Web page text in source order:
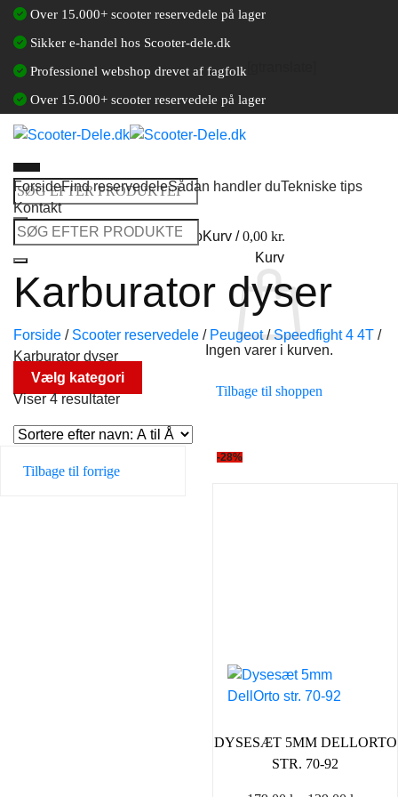
Fortsæt
indhold
Over 15.000+ scooter reservedele på lager
Sikker e-handel hos Scooter-dele.dk
Professionel webshop drevet af fagfolk
Over 15.000+ scooter reservedele på lager
Søg
efter:
Log ind / Opret en kundekontoKurv /0,00 kr.
Kurv
Ingen varer i kurven.
Tilbage til shoppen
ForsideFind reservedeleSådan handler duTekniske tips
Kontakt
Søg
efter:
Karburator dyser
Forside / Scooter reservedele / Peugeot / Speedfight 4 4T /
Karburator dyser
Vælg kategori
Viser 4 resultater
Tilbage til forrige
-28%
DYSESÆT 5MM DELLORTO
STR. 70-92